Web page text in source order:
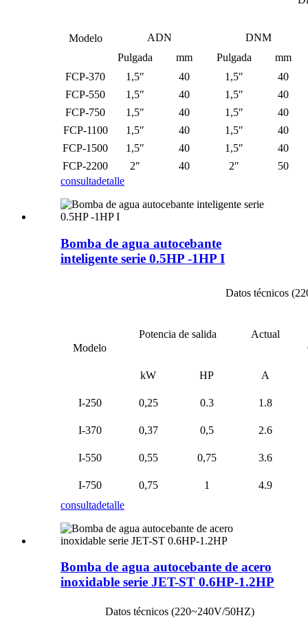
Modelo ADN
DNM
Pulgada
mm Pulgada
mm
FCP-370
1,5″ 40 1,5″
40
FCP-550
1,5″ 40 1,5″
40
FCP-750
1,5″ 40 1,5″
40
FCP-1100
1,5″ 40 1,5″
40
FCP-1500
1,5″ 40 1,5″
40
FCP-2200
2″ 40 2″
50
consultadetalle
Bomba de agua autocebante
inteligente serie 0.5HP -1HP I
Datos técnicos
Modelo
Potencia de salida
Actual
kW HP A
I-250 0,25 0.3 1.8
I-370 0,37 0,5 2.6
I-550 0,55 0,75 3.6
I-750 0,75 1
4.9
consultadetalle
Bomba de agua autocebante de acero
inoxidable serie JET-ST 0.6HP-1.2HP
Datos técnicos (220~240V/50HZ)